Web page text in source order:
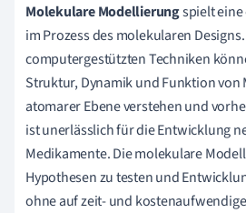
Molekulare Modellierungspielt eine
im Prozess des molekularen
computergestützten Techniken
Struktur, Dynamik und Funktion von
atomarer Ebene verstehen und
ist unerlässlich für die Entwicklung
Medikamente. Die molekulare
Hypothesen zu testen und
ohne auf zeit- und